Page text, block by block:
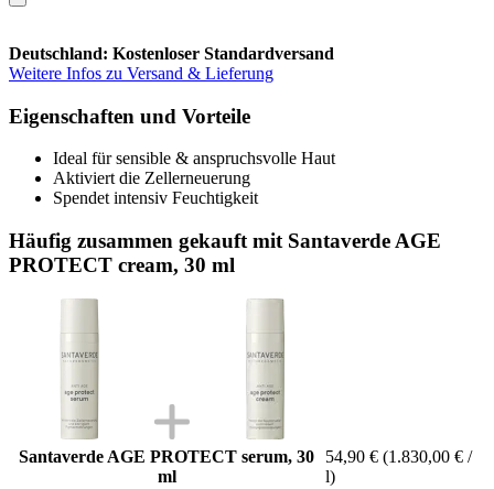
Deutschland: Kostenloser Standardversand
Weitere Infos zu Versand & Lieferung
Eigenschaften und Vorteile
Ideal für sensible & anspruchsvolle Haut
Aktiviert die Zellerneuerung
Spendet intensiv Feuchtigkeit
Häufig zusammen gekauft mit Santaverde AGE
PROTECT cream, 30 ml
Santaverde AGE PROTECT serum, 30
ml
54,90 € (1.830,00 € /
l)